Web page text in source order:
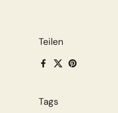
Teilen
Facebook
X (Twitter)
Pinterest
Tags